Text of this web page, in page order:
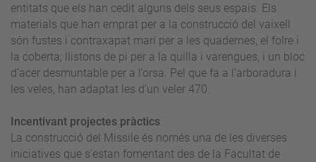
entitats que els han cedit alguns dels seus espais. Els
materials que han emprat per a la construcció del vaixell
són fustes i contraxapat marí per a les quadernes, el folre i
la coberta; llistons de pi per a la quilla i varengues, i un bloc
d’acer desmuntable per a l’orsa. Pel que fa a l’arboradura i
les veles, han adaptat les d’un veler 470.
Incentivant projectes pràctics
La construcció del Missile és només una de les diverses
iniciatives que s’estan fomentant des de la Facultat de